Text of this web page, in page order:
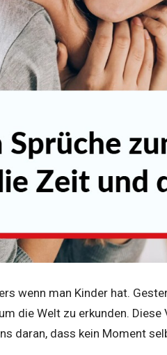
wenn man Kinder hat.
die Welt zu erkunden.
daran, dass kein Moment